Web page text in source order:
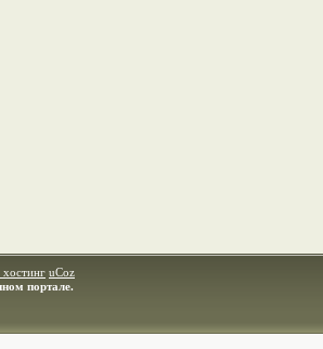
хостинг uCoz
портале.